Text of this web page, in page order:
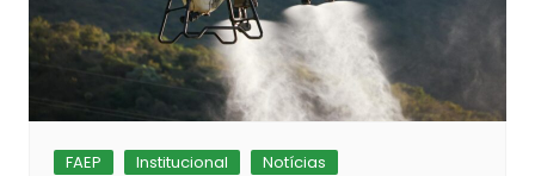
FAEP Institucional Notícias